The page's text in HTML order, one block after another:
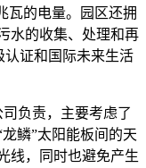
瓦的电量。园区还拥
水的收集、处理和再
证和国际未来生活
负责，主要考虑了
鳞”太阳能板间的天
线，同时也避免产生